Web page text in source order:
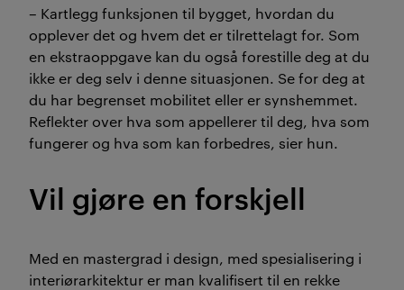
– Kartlegg funksjonen til bygget, hvordan du
opplever det og hvem det er tilrettelagt for. Som
en ekstraoppgave kan du også forestille deg at du
ikke er deg selv i denne situasjonen. Se for deg at
du har begrenset mobilitet eller er synshemmet.
Reflekter over hva som appellerer til deg, hva som
fungerer og hva som kan forbedres, sier hun.
Vil gjøre en forskjell
Med en mastergrad i design, med spesialisering i
interiørarkitektur er man kvalifisert til en rekke